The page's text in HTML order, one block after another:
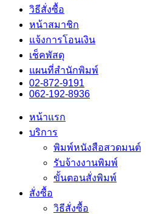
วิธีสั่งซื้อ
หน้าสมาชิก
แจ้งการโอนเงิน
เช็คพัสดุ
แผนที่สำนักพิมพ์
02-872-9191
062-192-8936
หน้าแรก
บริการ
พิมพ์หนังสือสวดมนต์
รับจ้างงานพิมพ์
ขั้นตอนสั่งพิมพ์
สั่งซื้อ
วิธีสั่งซื้อ